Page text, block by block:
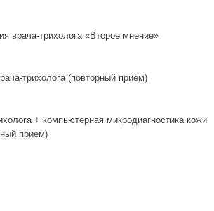
врача-трихолога «Второе мнение»
трихолога (повторный прием)
+ компьютерная микродиагностика кожи
прием)